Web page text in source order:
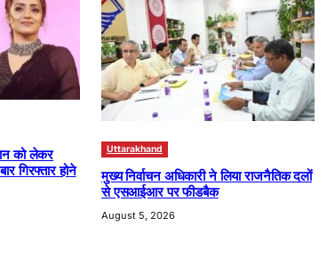
को लेकर
गिरफ्तार होने
Uttarakhand
मुख्य निर्वाचन अधिकारी ने लिया राजनैतिक दलों
से एसआईआर पर फीडबैक
August 5, 2026